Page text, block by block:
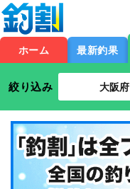
ホーム 最新釣果
絞り込み 大阪府